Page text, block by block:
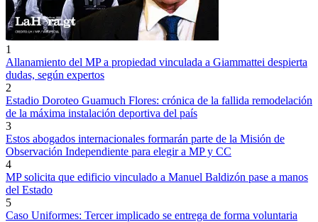
1
Allanamiento del MP a propiedad vinculada a Giammattei despierta
dudas, según expertos
2
Estadio Doroteo Guamuch Flores: crónica de la fallida remodelación
de la máxima instalación deportiva del país
3
Estos abogados internacionales formarán parte de la Misión de
Observación Independiente para elegir a MP y CC
4
MP solicita que edificio vinculado a Manuel Baldizón pase a manos
del Estado
5
Caso Uniformes: Tercer implicado se entrega de forma voluntaria